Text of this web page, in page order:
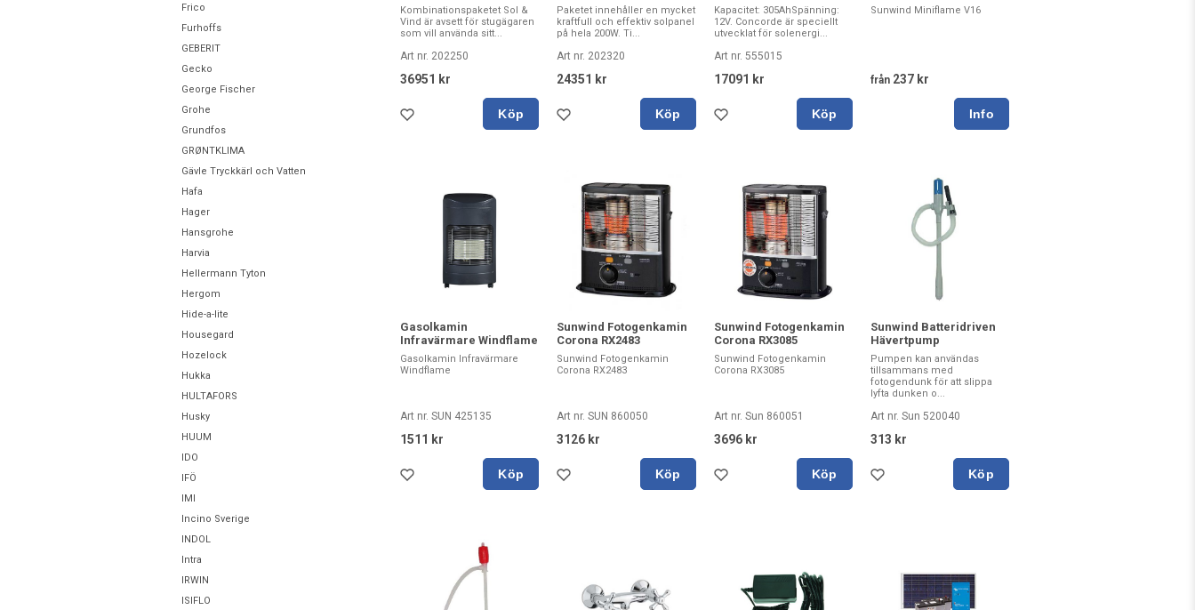
Frico
Furhoffs
GEBERIT
Gecko
George Fischer
Grohe
Grundfos
GRØNTKLIMA
Gävle Tryckkärl och Vatten
Hafa
Hager
Hansgrohe
Harvia
Hellermann Tyton
Hergom
Hide-a-lite
Housegard
Hozelock
Hukka
HULTAFORS
Husky
HUUM
IDO
IFÖ
IMI
Incino Sverige
INDOL
Intra
IRWIN
ISIFLO
Kombinationspaketet Sol &
Vind är avsett för stugägaren
som vill använda sitt...
Art nr. 202250
36951 kr
Köp
Paketet innehåller en mycket
kraftfull och effektiv solpanel
på hela 200W. Ti...
Art nr. 202320
24351 kr
Köp
Kapacitet: 305AhSpänning:
12V. Concorde är speciellt
utvecklat för solenergi...
Art nr. 555015
17091 kr
Köp
Sunwind Miniflame V16
från237 kr
Gasolkamin
Infravärmare Windflame
Gasolkamin Infravärmare
Windflame
Art nr. SUN 425135
1511 kr
Köp
Sunwind Fotogenkamin
Corona RX2483
Sunwind Fotogenkamin
Corona RX2483
Art nr. SUN 860050
3126 kr
Köp
Sunwind Fotogenkamin
Corona RX3085
Sunwind Fotogenkamin
Corona RX3085
Art nr. Sun 860051
3696 kr
Köp
Sunwind Batteridriven
Hävertpump
Pumpen kan användas
tillsammans med
fotogendunk för att slippa
lyfta dunken o...
Art nr. Sun 520040
313 kr
Köp